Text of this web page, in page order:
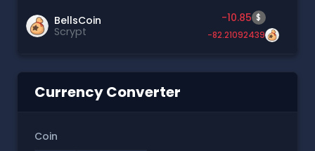
BellsCoin
Scrypt
-10.85 $
-82.21092439
Currency Converter
Coin